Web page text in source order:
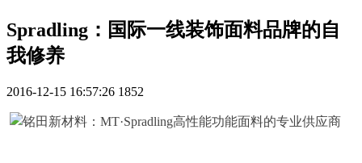
Spradling：国际一线装饰面料品牌的自
我修养
2016-12-15 16:57:26 1852